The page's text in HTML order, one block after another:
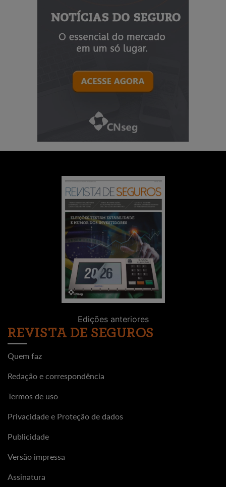
Edições anteriores
REVISTA DE SEGUROS
Quem faz
Redação e correspondência
Termos de uso
Privacidade e Proteção de dados
Publicidade
Versão impressa
Assinatura